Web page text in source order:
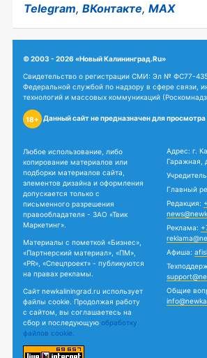
Telegram, ВКонтакте, MAX
© 2003 - 2026 «Новый Калининград.Ru»
Свидетельство о регистрации СМИ: Эл № ФС77-
Федеральной службой по надзору в сфере связи,
технологий и массовых коммуникаций
18+ Данный сайт не предназначен для
Любое использование, либо
копирование материалов или
подборки материалов сайта,
элементов дизайна и оформления
допускается только с
письменного разрешения
правообладателя - ЗАО «Твик
Маркетинг».
Материалы с пометкой «Бизнес»,
«Партнерский материал», «ПМ»,
«PR», «Спецпроект» - публикуются
на правах рекламы.
Сайт newkaliningrad.ru использует
файлы cookie. Продолжая работу
с сайтом, вы соглашаетесь на
сбор и последующую обработку
файлов cookie.
Адрес: г.
Гаражная,
Главный
Редакция:
Реклама:
Афиша:
Общие